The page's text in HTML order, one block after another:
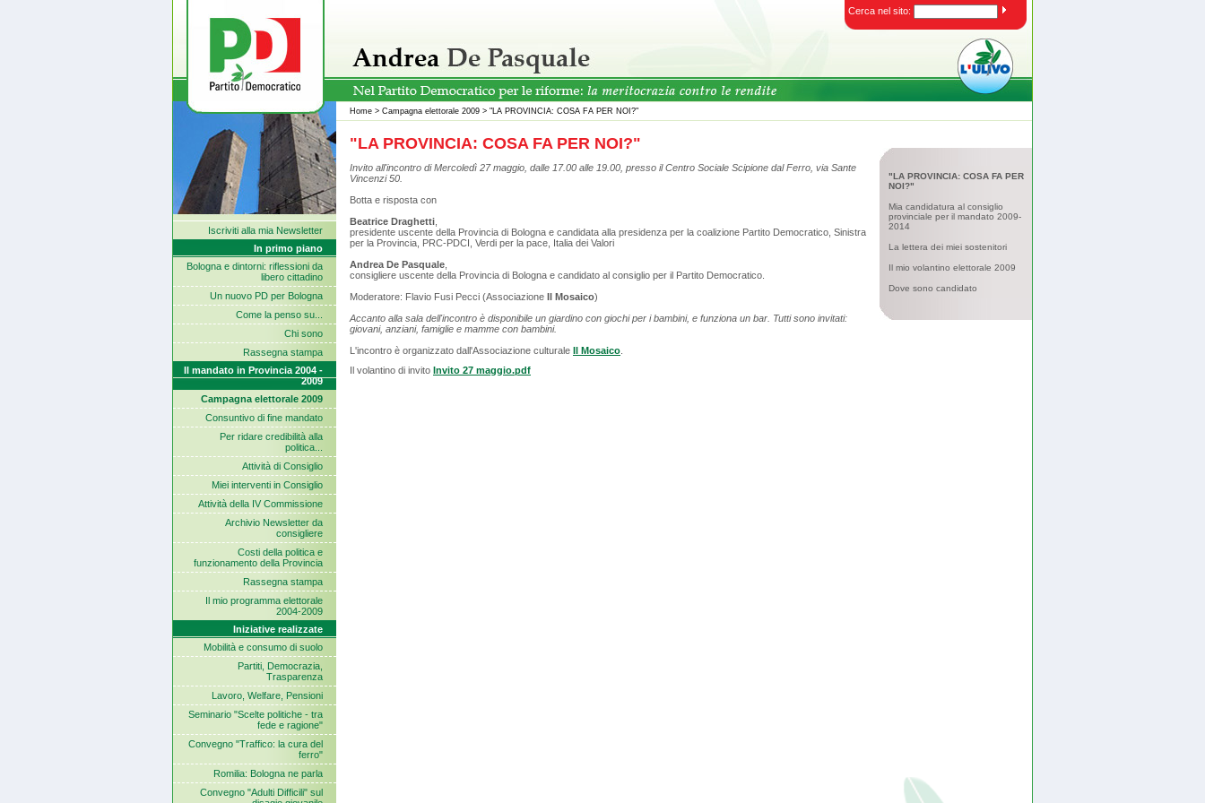
Cerca nel sito:
Iscriviti alla mia Newsletter
In primo piano
Bologna e dintorni: riflessioni da
libero cittadino
Un nuovo PD per Bologna
Come la penso su...
Chi sono
Rassegna stampa
Il mandato in Provincia 2004 -
2009
Campagna elettorale 2009
Consuntivo di fine mandato
Per ridare credibilità alla
politica...
Attività di Consiglio
Miei interventi in Consiglio
Attività della IV Commissione
Archivio Newsletter da
consigliere
Costi della politica e
funzionamento della Provincia
Rassegna stampa
Il mio programma elettorale
2004-2009
Iniziative realizzate
Mobilità e consumo di suolo
Partiti, Democrazia,
Trasparenza
Lavoro, Welfare, Pensioni
Seminario "Scelte politiche - tra
fede e ragione"
Convegno "Traffico: la cura del
ferro"
Romilia: Bologna ne parla
Convegno "Adulti Difficili" sul
Home > Campagna elettorale 2009 > "LA PROVINCIA: COSA FA PER NOI?"
"LA PROVINCIA: COSA FA PER NOI?"
Invito all'incontro di Mercoledì 27 maggio, dalle 17.00 alle 19.00, presso il Centro Sociale Scipione dal Ferro, via Sante
Vincenzi 50.
Botta e risposta con
Beatrice Draghetti
presidente uscente della Provincia di Bologna e candidata alla presidenza per la coalizione Partito Democratico, Sinistra
per la Provincia, PRC-PDCI, Verdi per la pace, Italia dei Valori
Andrea De Pasquale
consigliere uscente della Provincia di Bologna e candidato al consiglio per il Partito Democratico.
Moderatore: Flavio Fusi Pecci (Associazione Il Mosaico)
Accanto alla sala dell'incontro è disponibile un giardino con giochi per i bambini, e funziona un bar. Tutti sono invitati:
giovani, anziani, famiglie e mamme con bambini.
L'incontro è organizzato dall'Associazione culturale Il Mosaico
Il volantino di invito Invito 27 maggio.pdf
"LA PROVINCIA: COSA FA PER
NOI?"
Mia candidatura al consiglio
provinciale per il mandato 2009-
2014
La lettera dei miei sostenitori
Il mio volantino elettorale 2009
Dove sono candidato